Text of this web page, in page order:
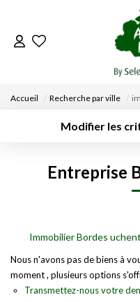
DÉPOSEZ
NOUS
Accueil Recherche par ville
Modifier les
Type de bien
Entreprise
Immobilier Bordes
Nous n'avons pas de biens à
moment , plusieurs options
Transmettez-nous votre